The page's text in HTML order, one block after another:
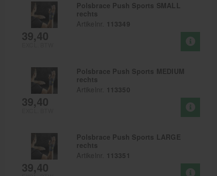
Polsbrace Push Sports SMALL
rechts
Artikelnr. 113349
39,40
Polsbrace Push Sports MEDIUM
rechts
Artikelnr. 113350
39,40
Polsbrace Push Sports LARGE
rechts
Artikelnr. 113351
39,40